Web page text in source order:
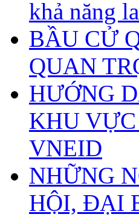
khả năng
BẦU CỬ
QUAN
HƯỚNG
KHU
VNEID
NHỮNG
HỘI, ĐẠI